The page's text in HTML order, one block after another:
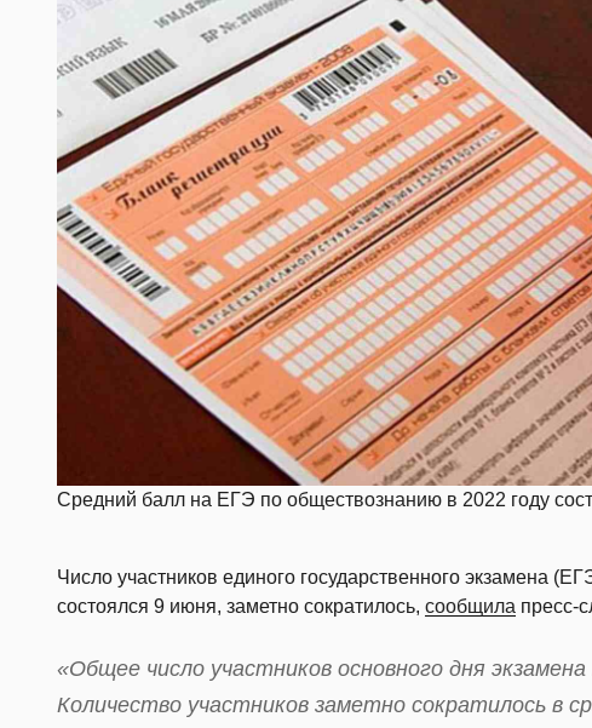
Средний балл на ЕГЭ по обществознанию в 2022 году
Число участников единого государственного экзамена
состоялся 9 июня, заметно сократилось, сообщила пресс-
«Общее число участников основного дня
Количество участников заметно сократилось в